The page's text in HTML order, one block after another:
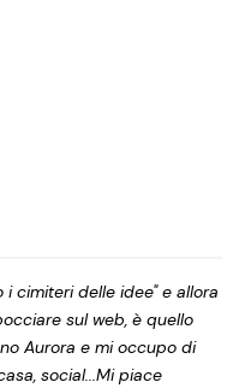
cimiteri delle idee" e allora
sul web, è quello
Aurora e mi occupo di
social...Mi piace